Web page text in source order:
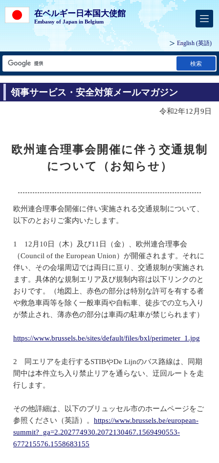
在ベルギー日本国大使館
Embassy of Japan in Belgium
English (英語)
検索
領事サービス・安全対策メールマガジン
令和2年12月9日
欧州連合理事会開催に伴う交通規制
について（お知らせ）
欧州連合理事会開催に伴い実施される交通規制について、
以下のとおりご案内いたします。
1 12月10日（木）及び11日（金）、欧州連合理事会
（Council of the European Union）が開催されます。それに
伴い、その会場周辺では両日に亘り、交通規制が実施され
ます。具体的な規制エリア及び規制内容は以下リンクのと
おりです。（地図上、赤色の部分は特別な許可を有する者
や救急車両等を除く一般車両や自転車、徒歩での立ち入り
が禁止され、薄赤色の部分は車両の駐車が禁じられます）
https://www.brussels.be/sites/default/files/bxl/perimeter_1.jpg
2 同エリアを走行するSTIBやDe Lijnのバス路線は、同期
間中は本件立ち入り禁止リアを通らない、迂回ルートを走
行します。
その他詳細は、以下のブリュッセル市のホームページをご
参照ください（英語）。 https://www.brussels.be/european-
summit?_ga=2.202774930.2072130467.1569490553-
677215576.1558683155